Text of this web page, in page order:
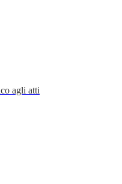
agli atti